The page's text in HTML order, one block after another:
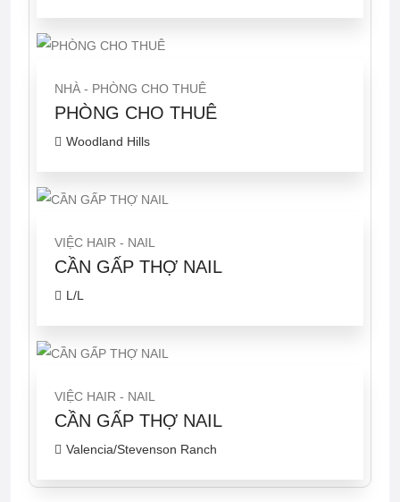
NHÀ - PHÒNG CHO THUÊ
PHÒNG CHO THUÊ
Woodland Hills
VIỆC HAIR - NAIL
CẦN GẤP THỢ NAIL
L/L
VIỆC HAIR - NAIL
CẦN GẤP THỢ NAIL
Valencia/Stevenson Ranch